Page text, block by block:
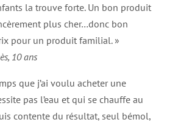
la trouve forte. Un bon produit
plus cher…donc bon
pour un produit familial. »
10 ans
que j’ai voulu acheter une
pas l’eau et qui se chauffe au
contente du résultat, seul bémol,